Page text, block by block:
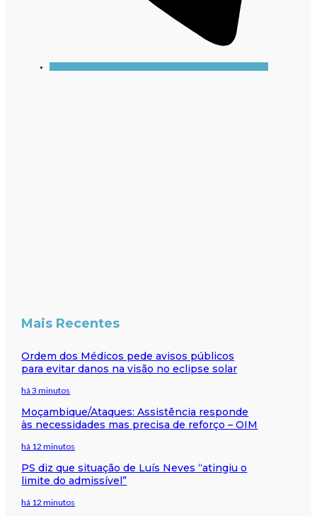
Mais Recentes
Ordem dos Médicos pede avisos públicos
para evitar danos na visão no eclipse solar
há 3 minutos
Moçambique/Ataques: Assistência responde
às necessidades mas precisa de reforço – OIM
há 12 minutos
PS diz que situação de Luís Neves “atingiu o
limite do admissível”
há 12 minutos